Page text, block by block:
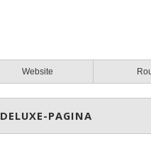
Website
DELUXE-PAGINA